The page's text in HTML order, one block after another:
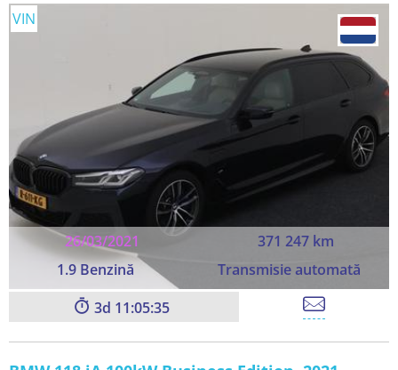
26/03/2021
371 247 km
1.9 Benzină
Transmisie automată
VIN
3 11:05:33